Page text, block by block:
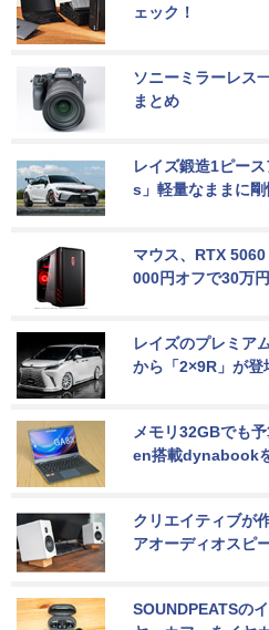
ェック！
ソニーミラーレス
まとめ
レイズ鍛造1ピー
s」軽量なままに
マウス、RTX
000円オフで30万円
レイズのプレミア
から「2×9R」が登
メモリ32GBでも
en搭載dynabook
クリエイティブが
アオーディオスピ
SOUNDPEATSの